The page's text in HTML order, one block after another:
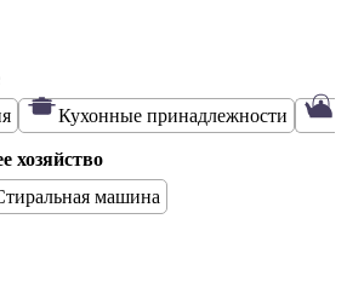
Кухонные принадлежности
хозяйство
машина